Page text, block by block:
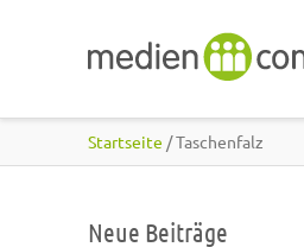
Startseite / Taschenfalz
Neue Beiträge